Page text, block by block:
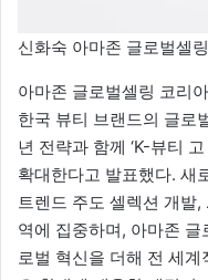
신화숙 아마존 글로벌셀
아마존 글로벌셀링 코리
한국 뷰티 브랜드의 글로
년 전략과 함께 ‘K-뷰티
확대한다고 발표했다.
트렌드 주도 셀렉션 개발
역에 집중하며, 아마존
로벌 혁신을 더해 전 세